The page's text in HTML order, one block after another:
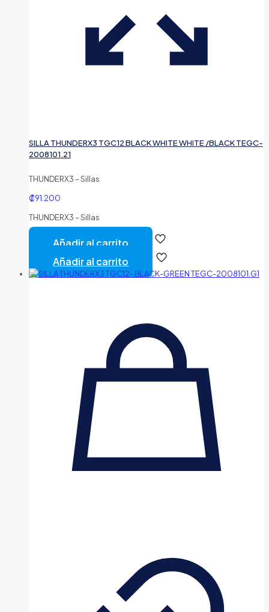
SILLA THUNDERX3 TGC12 BLACK WHITE WHITE /BLACK TEGC-
2008101.21
THUNDERX3 – Sillas
₡91.200
THUNDERX3 – Sillas
Añadir al carrito
Añadir al carrito